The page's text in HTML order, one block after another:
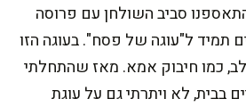
סביב השולחן עם פרוסה
תמיד ל"עוגה של פסח". בעוגה הזו
כמו חיבוק אמא. מאז שהתחלתי
בבית, לא ויתרתי גם על עוגת